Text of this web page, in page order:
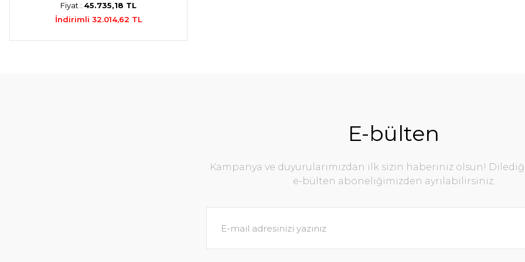
Fiyat : 45.735,18 TL
İndirimli 32.014,62 TL
E-bülten
Kampanya ve duyurularımızdan ilk sizin haberiniz olsun!
e-bülten aboneliğimizden ayrılabilirsiniz.